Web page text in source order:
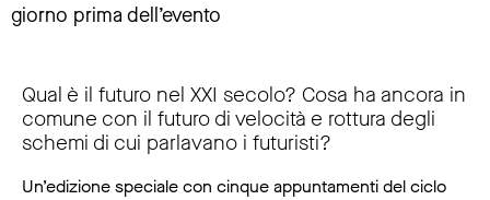
giorno prima dell’evento
Qual è il futuro nel XXI secolo? Cosa ha ancora in
comune con il futuro di velocità e rottura degli
schemi di cui parlavano i futuristi?
Un’edizione speciale con cinque appuntamenti del ciclo